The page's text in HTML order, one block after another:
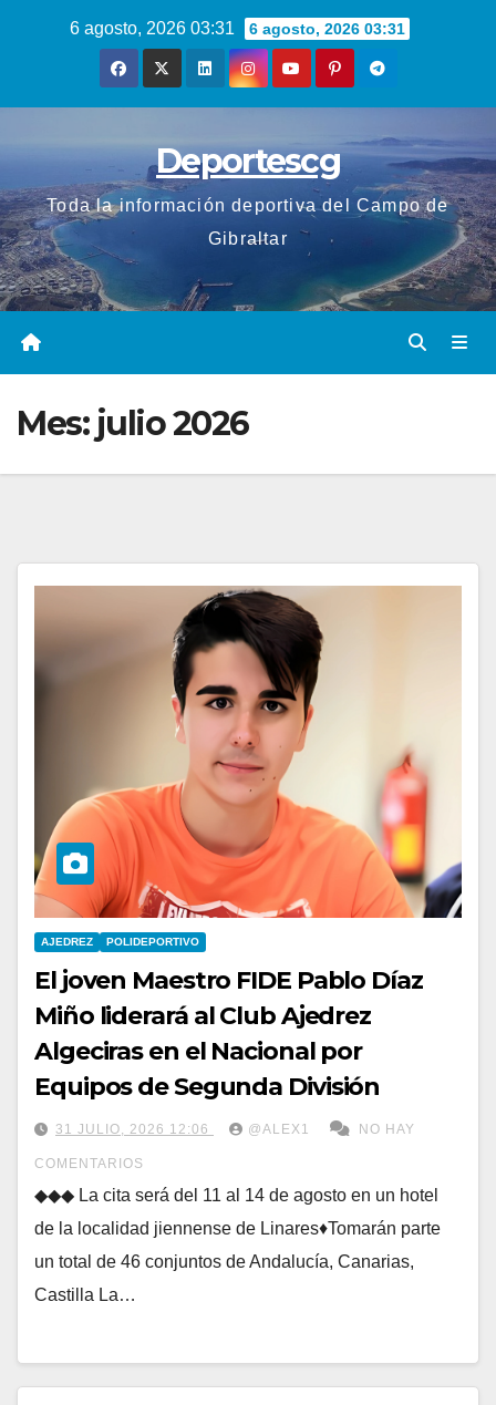
6 agosto, 2026 03:31 6 agosto, 2026 03:31
Deportescg
Toda la información deportiva del Campo de
Gibraltar
Mes: julio 2026
AJEDREZ POLIDEPORTIVO
El joven Maestro FIDE Pablo Díaz
Miño liderará al Club Ajedrez
Algeciras en el Nacional por
Equipos de Segunda División
31 JULIO, 2026 12:06 @ALEX1 NO HAY
COMENTARIOS
◆◆◆ La cita será del 11 al 14 de agosto en un hotel
de la localidad jiennense de Linares♦Tomarán parte
un total de 46 conjuntos de Andalucía, Canarias,
Castilla La…